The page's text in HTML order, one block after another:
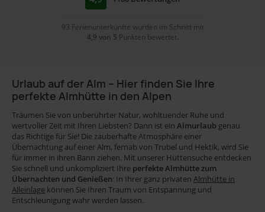
34
Hund
17
WLAN
Kachelofen
21
Holzofen
4
Panoramablick
57
93 Ferienunterkünfte wurden im Schnitt mit
4,9 von 5 Punkten bewertet.
Urlaub auf der Alm – Hier finden Sie Ihre
perfekte Almhütte in den Alpen
Träumen Sie von unberührter Natur, wohltuender Ruhe und
wertvoller Zeit mit Ihren Liebsten? Dann ist ein Almurlaub genau
das Richtige für Sie! Die zauberhafte Atmosphäre einer
Übernachtung auf einer Alm, fernab von Trubel und Hektik, wird Sie
für immer in ihren Bann ziehen. Mit unserer Hüttensuche entdecken
Sie schnell und unkompliziert Ihre perfekte Almhütte zum
Übernachten und Genießen: In Ihrer ganz privaten Almhütte in
Alleinlage können Sie Ihren Traum von Entspannung und
Entschleunigung wahr werden lassen.